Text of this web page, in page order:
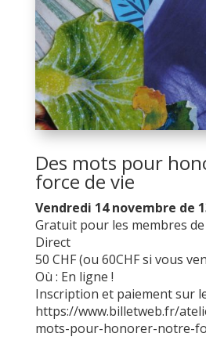
Des mots pour
force de vie
Vendredi 14 novembre de
Gratuit pour les membres
Direct
50 CHF (ou 60CHF si vous
Où : En ligne !
Inscription et paiement sur
https://www.billetweb.fr/
mots-pour-honorer-notre-